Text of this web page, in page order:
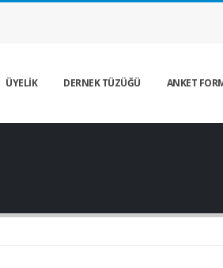
ÜYELİK DERNEK TÜZÜĞÜ ANKET